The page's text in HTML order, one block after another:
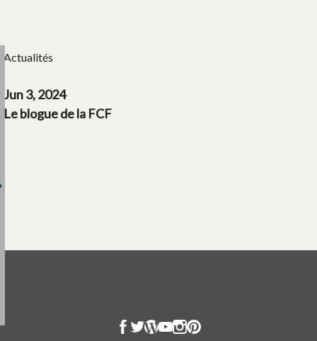
Actualités
Jun 3, 2024
Le blogue de la FCF